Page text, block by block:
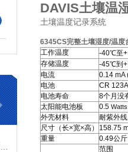
DAVIS土壤温
土壤温度记录系统
6345CS完整土壤湿度/温度
工作温度
-40℃至
存储温度
-45℃到
电流
0.14 mA
电池
CR
电池寿命
8个月没
太阳能电池板
0.5 Watts
外壳材料 耐紫外线
尺寸（长×宽×高）
158.75
重量
0.49公
范围